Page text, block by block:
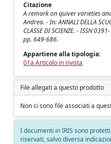
Citazione
A remark on quiver varieties
Andrea. - In: ANNALI DELLA
CLASSE DI SCIENZE. - ISSN
pp. 649-686.
Appartiene alla tipologia:
01a Articolo in rivista
File allegati a questo prodotto
Non ci sono file associati a
I documenti in IRIS sono
riservati, salvo diversa